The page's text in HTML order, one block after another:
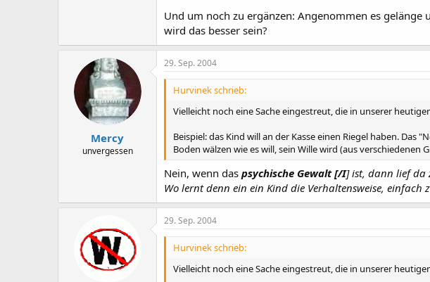
Und um noch zu ergänzen: Angenommen es
wird das besser sein?
Mercy
unvergessen
29. Sep. 2004
Hurvinek schrieb:
Vielleicht noch eine Sache eingestreut, die in unserer
Beispiel: das Kind will an der Kasse einen Riegel haben. Das
Boden wälzen wie es will, sein Wille wird (aus verschiedenen
Nein, wenn das psychische Gewalt [/I] ist, dann lief da
Wo lernt denn ein ein Kind die Verhaltensweise, einfach
29. Sep. 2004
Hurvinek schrieb:
Vielleicht noch eine Sache eingestreut, die in unserer